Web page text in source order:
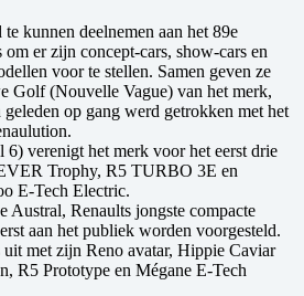
kunnen deelnemen aan het 89e
om er zijn concept-cars, show-cars en
voor te stellen. Samen geven ze
Golf (Nouvelle Vague) van het merk,
geleden op gang werd getrokken met het
6) verenigt het merk voor het eerst drie
Trophy, R5 TURBO 3E en
E-Tech Electric.
Austral, Renaults jongste compacte
aan het publiek worden voorgesteld.
uit met zijn Reno avatar, Hippie Caviar
R5 Prototype en Mégane E-Tech